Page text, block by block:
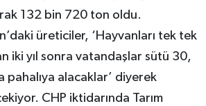
132 bin 720 ton oldu.
üreticiler, ‘Hayvanları tek tek
iki yıl sonra vatandaşlar sütü 30,
alacaklar’ diyerek
CHP iktidarında Tarım